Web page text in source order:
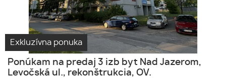
Exkluzívna ponuka
Ponúkam na predaj 3 izb byt Nad Jazerom,
Levočská ul., rekonštrukcia, OV.